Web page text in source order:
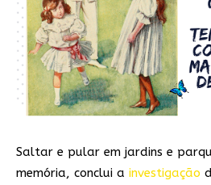
Saltar e pular em jardins e
memória, conclui a investigação